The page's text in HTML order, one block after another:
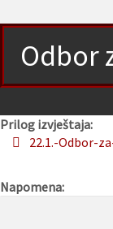
Odbor
Prilog izvještaja:
22.1.-Odbor-
Napomena: